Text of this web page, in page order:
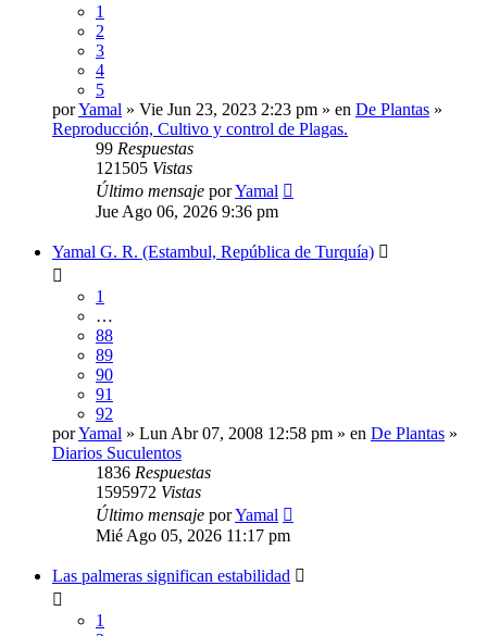
1
2
3
4
5
porYamal » Vie Jun 23, 2023 2:23 pm » en De Plantas »
Reproducción, Cultivo y control de Plagas.
99 Respuestas
121505 Vistas
Último mensaje porYamal
Jue Ago 06, 2026 9:36 pm
Yamal G. R. (Estambul, República de Turquía)
1
…
88
89
90
91
92
porYamal » Lun Abr 07, 2008 12:58 pm » en De Plantas »
Diarios Suculentos
1836 Respuestas
1595972 Vistas
Último mensaje porYamal
Mié Ago 05, 2026 11:17 pm
Las palmeras significan estabilidad
1